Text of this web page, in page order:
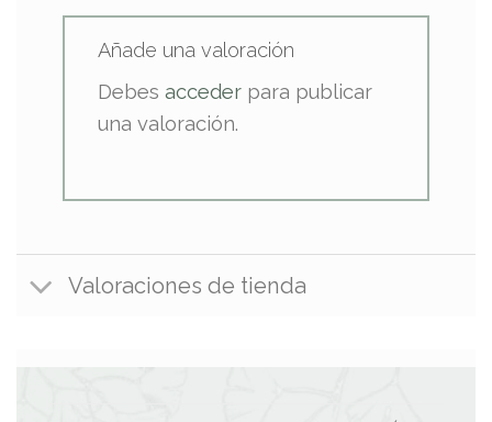
Añade una valoración
Debesacceder para publicar
una valoración.
Valoraciones de tienda